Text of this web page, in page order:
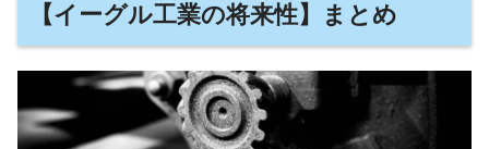
【イーグル工業の将来性】まとめ